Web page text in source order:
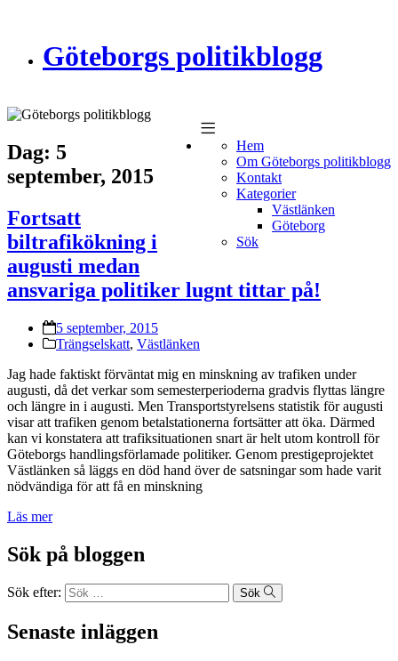
Göteborgs politikblogg
Hem
Om Göteborgs politikblogg
Kontakt
Kategorier
Västlänken
Göteborg
Sök
Dag: 5
september, 2015
Fortsatt
biltrafikökning i
augusti medan
ansvariga politiker lugnt tittar på!
5 september, 2015
Trängselskatt, Västlänken
Jag hade faktiskt förväntat mig en minskning av trafiken under
augusti, då det verkar som semesterperioderna gradvis flyttas längre
och längre in i augusti. Men Transportstyrelsens statistik för augusti
visar att trafiken genom betalstationerna fortsätter att öka. Därmed
kan vi konstatera att trafiksituationen snart är helt utom kontroll för
Göteborgs handlingsförlamade politiker. Genom prestigeprojektet
Västlänken så läggs en död hand över de satsningar som hade varit
nödvändiga för att få en minskning
Läs mer
Sök på bloggen
Sök efter: Sök
Senaste inläggen